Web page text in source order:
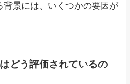
背景には、いくつかの要因が
どう評価されているの